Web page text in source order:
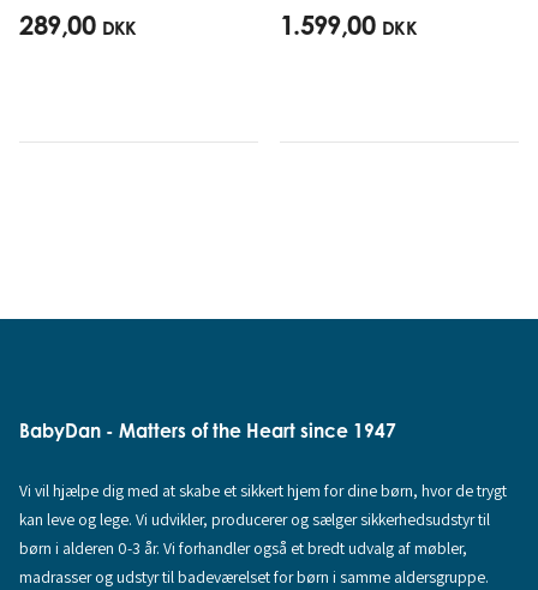
289,00 DKK 1.599,00 DKK
BabyDan - Matters of the Heart since 1947
Vi vil hjælpe dig med at skabe et sikkert hjem for dine børn, hvor de trygt
kan leve og lege. Vi udvikler, producerer og sælger sikkerhedsudstyr til
børn i alderen 0-3 år. Vi forhandler også et bredt udvalg af møbler,
madrasser og udstyr til badeværelset for børn i samme aldersgruppe.